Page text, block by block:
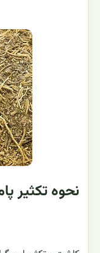
نحوه تکثیر